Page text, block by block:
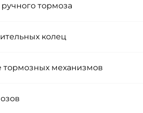
тормоза
колец
механизмов